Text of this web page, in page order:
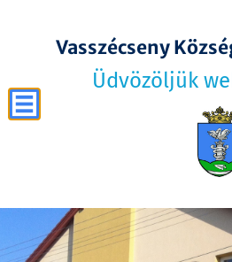
Vasszécseny
Üdvözöljük